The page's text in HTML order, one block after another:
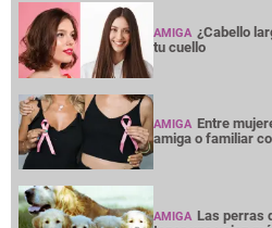
AMIGA ¿Cabello
tu cuello
AMIGA Entre
amiga o familiar
AMIGA Las perras